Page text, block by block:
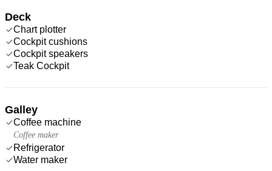
Deck
Chart plotter
Cockpit cushions
Cockpit speakers
Teak Cockpit
Galley
Coffee machine
Coffee maker
Refrigerator
Water maker